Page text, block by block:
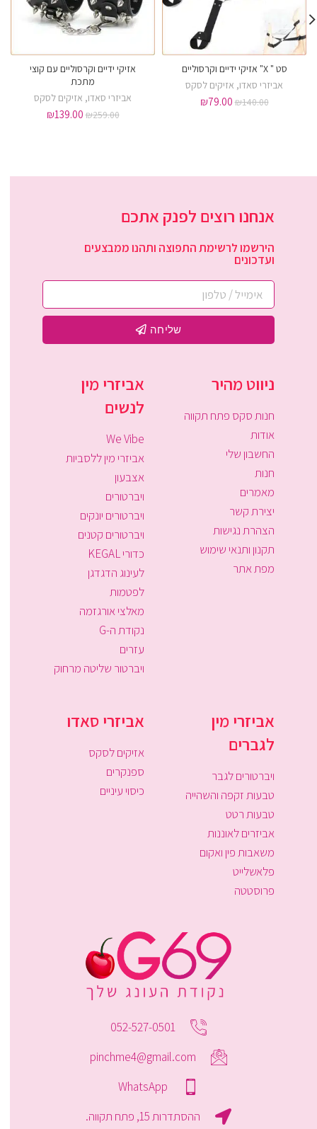
סט " X" אזיקי ידיים וקרסוליים
אביזרי סאדו, אזיקים לסקס
₪140.00
₪79.00
אזיקי ידיים וקרסוליים עם קוצי
מתכת
אביזרי סאדו, אזיקים לסקס
₪259.00
₪139.00
אנחנו רוצים לפנק אתכם
הירשמו לרשימת התפוצה ותהנו ממבצעים
ועדכונים
שליחה
ניווט מהיר
חנות סקס פתח תקווה
אודות
החשבון שלי
חנות
מאמרים
יצירת קשר
הצהרת נגישות
תקנון ותנאי שימוש
מפת אתר
אביזרי מין
לנשים
We Vibe
אביזרי מין ללסביות
אצבעון
ויברטורים
ויברטורים יונקים
ויברטורים קטנים
כדורי KEGAL
לעינוג הדגדגן
לפטמות
מאלצי אורגזמה
נקודת ה-G
עזרים
ויברטור שליטה מרחוק
אביזרי מין
לגברים
ויברטורים לגבר
טבעות זקפה והשהייה
טבעות רטט
אביזרים לאוננות
משאבות פין ואקום
פלאשלייט
פרוסטטה
אביזרי סאדו
אזיקים לסקס
ספנקרים
כיסוי עיניים
052-527-0501
pinchme4@gmail.com
WhatsApp
ההסתדרות 15, פתח תקווה.